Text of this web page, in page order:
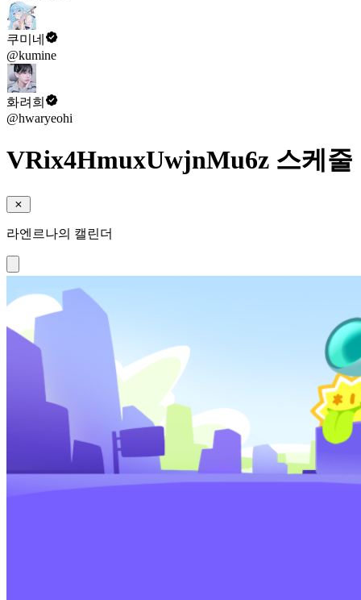
쿠미네
@kumine
화려희
@hwaryeohi
VRix4HmuxUwjnMu6z 스케줄
라엔르나의 캘린더